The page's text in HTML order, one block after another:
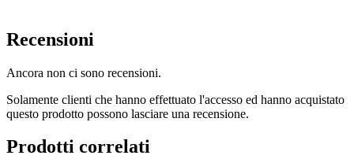
Recensioni
Ancora non ci sono recensioni.
Solamente clienti che hanno effettuato l'accesso ed hanno acquistato
questo prodotto possono lasciare una recensione.
Prodotti correlati